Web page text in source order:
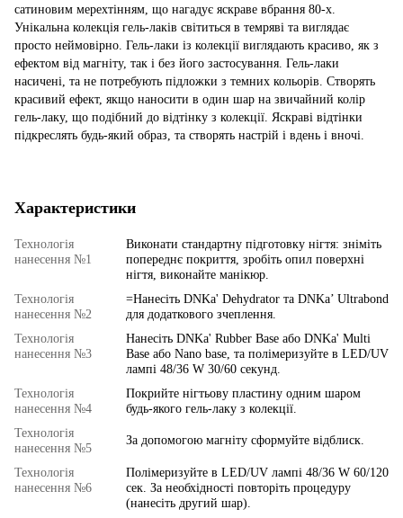
сатиновим мерехтінням, що нагадує яскраве вбрання 80-х.
Унікальна колекція гель-лаків світиться в темряві та виглядає
просто неймовірно. Гель-лаки із колекції виглядають красиво, як з
ефектом від магніту, так і без його застосування. Гель-лаки
насичені, та не потребують підложки з темних кольорів. Створять
красивий ефект, якщо наносити в один шар на звичайний колір
гель-лаку, що подібний до відтінку з колекції. Яскраві відтінки
підкреслять будь-який образ, та створять настрій і вдень і вночі
Характеристики
Технологія
нанесення №1
Виконати стандартну підготовку нігтя: зніміть
попереднє покриття, зробіть опил поверхні
нігтя, виконайте манікюр.
Технологія
нанесення №2
=Нанесіть DNKa' Dehydrator та DNKa’ Ultrabond
для додаткового зчеплення.
Технологія
нанесення №3
Нанесіть DNKa' Rubber Base або DNKa' Multi
Base або Nano base, та полімеризуйте в LED/UV
лампі 48/36 W 30/60 секунд.
Технологія
нанесення №4
Покрийте нігтьову пластину одним шаром
будь-якого гель-лаку з колекції.
Технологія
нанесення №5
За допомогою магніту сформуйте відблиск.
Технологія
нанесення №6
Полімеризуйте в LED/UV лампі 48/36 W 60/120
сек. За необхідності повторіть процедуру
(нанесіть другий шар).